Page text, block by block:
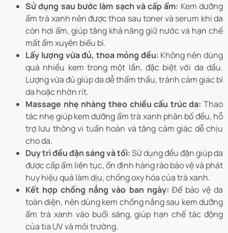
Sử dụng sau bước làm sạch và cấp ẩm: Kem dưỡng
ẩm trà xanh nên được thoa sau toner và serum khi da
còn hơi ẩm, giúp tăng khả năng giữ nước và hạn chế
mất ẩm xuyên biểu bì.
Lấy lượng vừa đủ, thoa mỏng đều: Không nên dùng
quá nhiều kem trong một lần, đặc biệt với da dầu.
Lượng vừa đủ giúp da dễ thẩm thấu, tránh cảm giác bí
da hoặc nhờn rít.
Massage nhẹ nhàng theo chiều cấu trúc da: Thao
tác nhẹ giúp kem dưỡng ẩm trà xanh phân bố đều, hỗ
trợ lưu thông vi tuần hoàn và tăng cảm giác dễ chịu
cho da.
Duy trì đều đặn sáng và tối:Sử dụng đều đặn giúp da
được cấp ẩm liên tục, ổn định hàng rào bảo vệ và phát
huy hiệu quả làm dịu, chống oxy hóa của trà xanh.
Kết hợp chống nắng vào ban ngày: Để bảo vệ da
toàn diện, nên dùng kem chống nắng sau kem dưỡng
ẩm trà xanh vào buổi sáng, giúp hạn chế tác động
của tia UV và môi trường.